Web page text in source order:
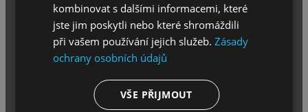
SERVIS
KONTAKT
SERVIS
DODÁVATEL
ODBĚRATEL
kombinovat s dalšími informacemi, které
jste jim poskytli nebo které shromáždili
při vašem používání jejich služeb.Zásady
ochrany osobních údajů
VŠE PŘIJMOUT